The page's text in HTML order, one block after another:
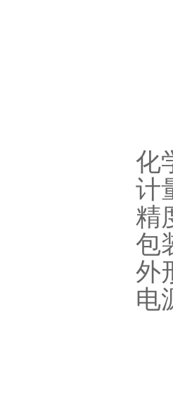
化
计
精
包
外
电